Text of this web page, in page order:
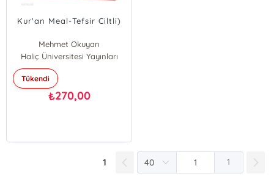
Kur'an Meal-Tefsir Ciltli)
Mehmet Okuyan
Haliç Üniversitesi Yayınları
Tükendi
₺270,00
1 1